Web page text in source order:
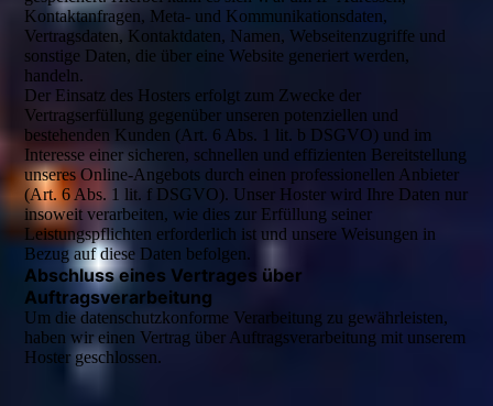
Kontaktanfragen, Meta- und Kommunikationsdaten,
Vertragsdaten, Kontaktdaten, Namen, Webseitenzugriffe und
sonstige Daten, die über eine Website generiert werden,
handeln.
Der Einsatz des Hosters erfolgt zum Zwecke der
Vertragserfüllung gegenüber unseren potenziellen und
bestehenden Kunden (Art. 6 Abs. 1 lit. b DSGVO) und im
Interesse einer sicheren, schnellen und effizienten Bereitstellung
unseres Online-Angebots durch einen professionellen Anbieter
(Art. 6 Abs. 1 lit. f DSGVO). Unser Hoster wird Ihre Daten nur
insoweit verarbeiten, wie dies zur Erfüllung seiner
Leistungspflichten erforderlich ist und unsere Weisungen in
Bezug auf diese Daten befolgen.
Abschluss eines Vertrages über
Auftragsverarbeitung
Um die datenschutzkonforme Verarbeitung zu gewährleisten,
haben wir einen Vertrag über Auftragsverarbeitung mit unserem
Hoster geschlossen.